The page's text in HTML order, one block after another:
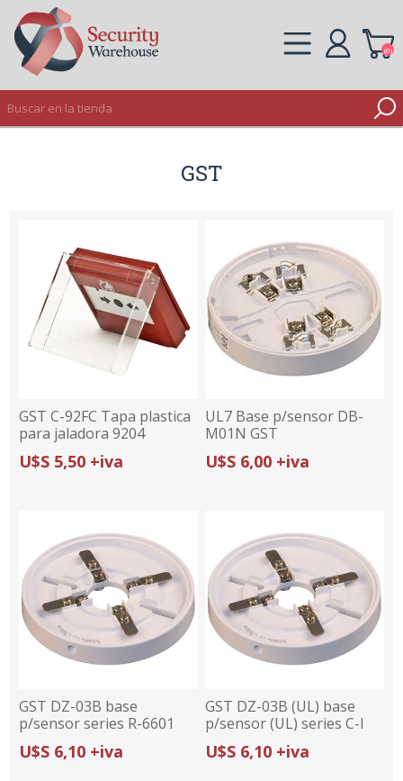
(0)
GST
GST C-92FC Tapa plastica
para jaladora 9204
U$S 5,50 +iva
UL7 Base p/sensor DB-
M01N GST
U$S 6,00 +iva
GST DZ-03B base
p/sensor series R-6601
(blanca)
U$S 6,10 +iva
GST DZ-03B (UL) base
p/sensor (UL) series C-I
(beige)
U$S 6,10 +iva